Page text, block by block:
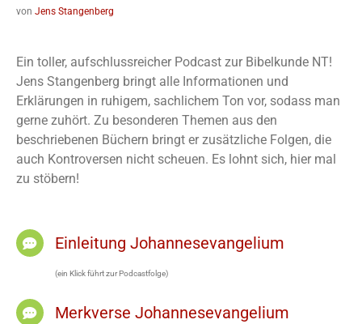
von Jens Stangenberg
Ein toller, aufschlussreicher Podcast zur Bibelkunde NT!
Jens Stangenberg bringt alle Informationen und
Erklärungen in ruhigem, sachlichem Ton vor, sodass man
gerne zuhört. Zu besonderen Themen aus den
beschriebenen Büchern bringt er zusätzliche Folgen, die
auch Kontroversen nicht scheuen. Es lohnt sich, hier mal
zu stöbern!
Einleitung Johannesevangelium
(ein Klick führt zur Podcastfolge)
Merkverse Johannesevangelium